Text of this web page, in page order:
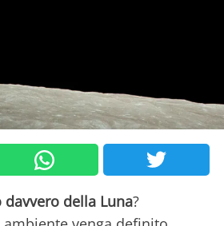
davvero della Luna?